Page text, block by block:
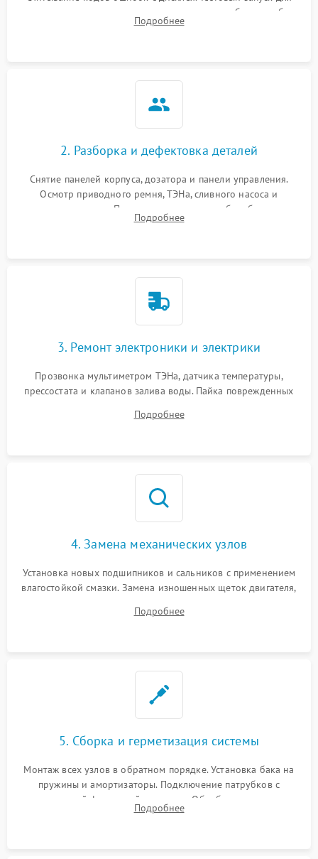
выявления посторонних шумов, протечек или сбоев в работе
электронного модуля управления.
Подробнее
2. Разборка и дефектовка деталей
Снятие панелей корпуса, дозатора и панели управления.
Осмотр приводного ремня, ТЭНа, сливного насоса и
амортизаторов. Проверка подшипников барабана и
крестовины на износ, а манжеты люка на разрывы.
Подробнее
3. Ремонт электроники и электрики
Прозвонка мультиметром ТЭНа, датчика температуры,
прессостата и клапанов залива воды. Пайка поврежденных
Восстановление целостности проводки и контактов.
Подробнее
4. Замена механических узлов
Установка новых подшипников и сальников с применением
влагостойкой смазки. Замена изношенных щеток двигателя,
или поврежденной резиновой манжеты.
Подробнее
5. Сборка и герметизация системы
Монтаж всех узлов в обратном порядке. Установка бака на
пружины и амортизаторы. Подключение патрубков с
надежной фиксацией хомутами. Обработка стыков
герметиком для предотвращения возможных протечек воды.
Подробнее